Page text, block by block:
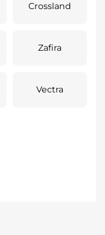
Crossland
Zafira
Vectra